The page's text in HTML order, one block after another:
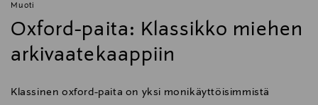
Muoti
Oxford-paita: Klassikko miehen
arkivaatekaappiin
Klassinen oxford-paita on yksi monikäyttöisimmistä